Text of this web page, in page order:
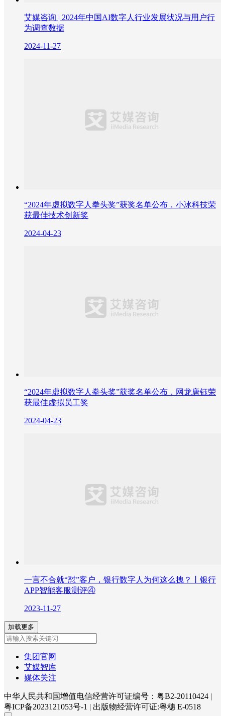
艾媒咨询 | 2024年中国AI数字人行业发展状况与用户行
为调查数据
2024-11-27
“2024年虚拟数字人拳头奖”获奖名单公布，小冰科技荣
获最佳技术创新奖
2024-04-23
“2024年虚拟数字人拳头奖”获奖名单公布，网龙唐钰荣
获最佳虚拟员工奖
2024-04-23
一言不合就“怼”客户，银行数字人为何这么拽？丨银行
APP智能客服测评④
2023-11-27
加载更多
集团官网
艾媒智库
媒体关注
中华人民共和国增值电信经营许可证编号：粤B2-20110424 |
粤ICP备2023121053号-1 | 出版物经营许可证:粤穗 E-0518